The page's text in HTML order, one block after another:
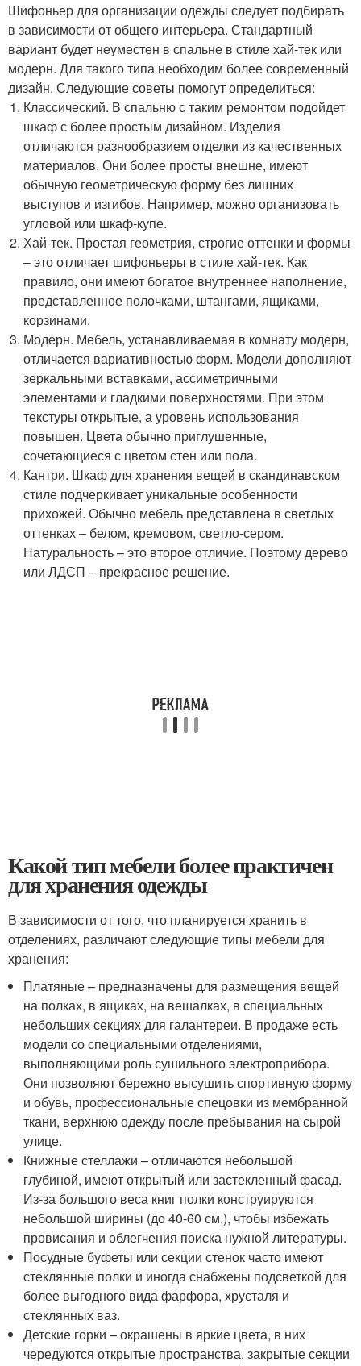
Шифоньер для организации одежды следует подбирать
в зависимости от общего интерьера. Стандартный
вариант будет неуместен в спальне в стиле хай-тек или
модерн. Для такого типа необходим более современный
дизайн. Следующие советы помогут определиться:
Классический. В спальню с таким ремонтом подойдет
шкаф с более простым дизайном. Изделия
отличаются разнообразием отделки из качественных
материалов. Они более просты внешне, имеют
обычную геометрическую форму без лишних
выступов и изгибов. Например, можно организовать
угловой или шкаф-купе.
Хай-тек. Простая геометрия, строгие оттенки и формы
– это отличает шифоньеры в стиле хай-тек. Как
правило, они имеют богатое внутреннее наполнение,
представленное полочками, штангами, ящиками,
корзинами.
Модерн. Мебель, устанавливаемая в комнату модерн,
отличается вариативностью форм. Модели дополняют
зеркальными вставками, ассиметричными
элементами и гладкими поверхностями. При этом
текстуры открытые, а уровень использования
повышен. Цвета обычно приглушенные,
сочетающиеся с цветом стен или пола.
Кантри. Шкаф для хранения вещей в скандинавском
стиле подчеркивает уникальные особенности
прихожей. Обычно мебель представлена в светлых
оттенках – белом, кремовом, светло-сером.
Натуральность – это второе отличие. Поэтому дерево
или ЛДСП – прекрасное решение.
Какой тип мебели более практичен
для хранения одежды
В зависимости от того, что планируется хранить в
отделениях, различают следующие типы мебели для
хранения:
Платяные – предназначены для размещения вещей
на полках, в ящиках, на вешалках, в специальных
небольших секциях для галантереи. В продаже есть
модели со специальными отделениями,
выполняющими роль сушильного электроприбора.
Они позволяют бережно высушить спортивную форму
и обувь, профессиональные спецовки из мембранной
ткани, верхнюю одежду после пребывания на сырой
улице.
Книжные стеллажи – отличаются небольшой
глубиной, имеют открытый или застекленный фасад.
Из-за большого веса книг полки конструируются
небольшой ширины (до 40-60 см.), чтобы избежать
провисания и облегчения поиска нужной литературы.
Посудные буфеты или секции стенок часто имеют
стеклянные полки и иногда снабжены подсветкой для
более выгодного вида фарфора, хрусталя и
стеклянных ваз.
Детские горки – окрашены в яркие цвета, в них
чередуются открытые пространства, закрытые секции